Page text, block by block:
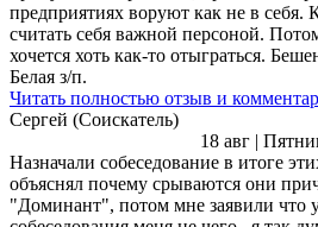
предприятиях воруют как не в себя.
считать себя важной персоной.
хочется хоть как-то отыграться.
Белая з/п.
Читать полностью отзыв и
Сергей (Соискатель)
18 авг |
Назначали собеседование в итоге
объяснял почему срываются они
"Доминант", потом мне заявили что